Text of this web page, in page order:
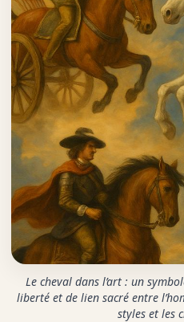
Le cheval dans l’art : un
liberté et de lien sacré entre
styles et les